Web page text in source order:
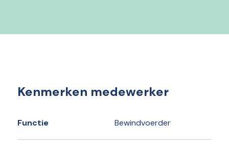
Kenmerken medewerker
Functie Bewindvoerder